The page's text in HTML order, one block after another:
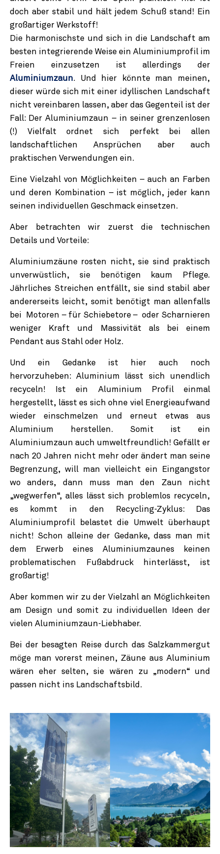
doch aber stabil und hält jedem Schuß stand! Ein
großartiger Werkstoff!
Die harmonischste und sich in die Landschaft am
besten integrierende Weise ein Aluminiumprofil im
Freien einzusetzen ist allerdings der
Aluminiumzaun. Und hier könnte man meinen,
dieser würde sich mit einer idyllischen Landschaft
nicht vereinbaren lassen, aber das Gegenteil ist der
Fall: Der Aluminiumzaun – in seiner grenzenlosen
(!) Vielfalt ordnet sich perfekt bei allen
landschaftlichen Ansprüchen aber auch
praktischen Verwendungen ein.
Eine Vielzahl von Möglichkeiten – auch an Farben
und deren Kombination – ist möglich, jeder kann
seinen individuellen Geschmack einsetzen.
Aber betrachten wir zuerst die technischen
Details und Vorteile:
Aluminiumzäune rosten nicht, sie sind praktisch
unverwüstlich, sie benötigen kaum Pflege.
Jährliches Streichen entfällt, sie sind stabil aber
andererseits leicht, somit benötigt man allenfalls
bei Motoren – für Schiebetore – oder Scharnieren
weniger Kraft und Massivität als bei einem
Pendant aus Stahl oder Holz.
Und ein Gedanke ist hier auch noch
hervorzuheben: Aluminium lässt sich unendlich
recyceln! Ist ein Aluminium Profil einmal
hergestellt, lässt es sich ohne viel Energieaufwand
wieder einschmelzen und erneut etwas aus
Aluminium herstellen. Somit ist ein
Aluminiumzaun auch umweltfreundlich! Gefällt er
nach 20 Jahren nicht mehr oder ändert man seine
Begrenzung, will man vielleicht ein Eingangstor
wo anders, dann muss man den Zaun nicht
„wegwerfen“, alles lässt sich problemlos recyceln,
es kommt in den Recycling-Zyklus: Das
Aluminiumprofil belastet die Umwelt überhaupt
nicht! Schon alleine der Gedanke, dass man mit
dem Erwerb eines Aluminiumzaunes keinen
problematischen Fußabdruck hinterlässt, ist
großartig!
Aber kommen wir zu der Vielzahl an Möglichkeiten
am Design und somit zu individuellen Ideen der
vielen Aluminiumzaun-Liebhaber.
Bei der besagten Reise durch das Salzkammergut
möge man vorerst meinen, Zäune aus Aluminium
wären eher selten, sie wären zu „modern“ und
passen nicht ins Landschaftsbild.